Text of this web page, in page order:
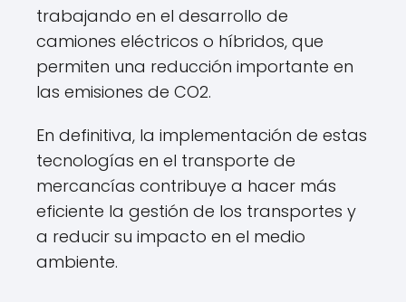
trabajando en el desarrollo de
camiones eléctricos o híbridos, que
permiten una reducción importante en
las emisiones de CO2.
En definitiva, la implementación de estas
tecnologías en el transporte de
mercancías contribuye a hacer más
eficiente la gestión de los transportes y
a reducir su impacto en el medio
ambiente.